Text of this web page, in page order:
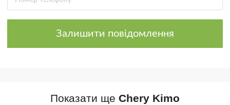
Залишити повідомлення
Показати ще Chery Kimo